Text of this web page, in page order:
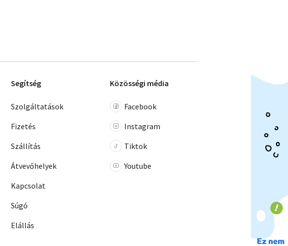
Segítség
Szolgáltatások
Fizetés
Szállítás
Átvevőhelyek
Kapcsolat
Súgó
Elállás
Közösségi média
Facebook
Instagram
Tiktok
Youtube